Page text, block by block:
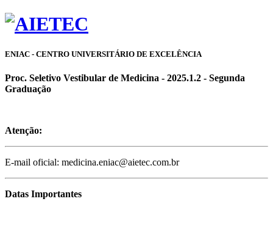
ENIAC - CENTRO UNIVERSITÁRIO DE EXCELÊNCIA
Proc. Seletivo Vestibular de Medicina - 2025.1.2 - Segunda
Graduação
Atenção:
E-mail oficial: medicina.eniac@aietec.com.br
Datas Importantes